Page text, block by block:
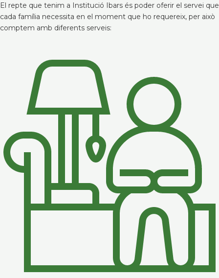
El repte que tenim a Institució Ibars és poder oferir el servei que
cada família necessita en el moment que ho requereix, per això
comptem amb diferents serveis: